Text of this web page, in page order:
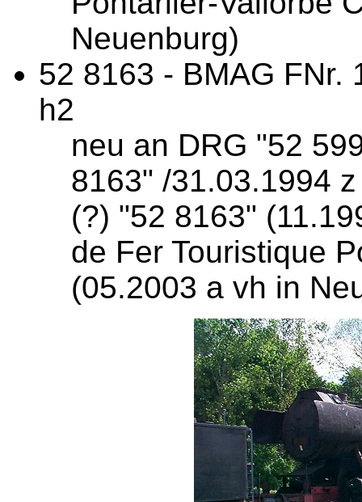
Neuenburg)
52 8163 - BMAG FNr.
h2
neu an DRG "52
8163" /31.03.1994
(?) "52 8163"
de Fer Touristique
(05.2003 a vh in